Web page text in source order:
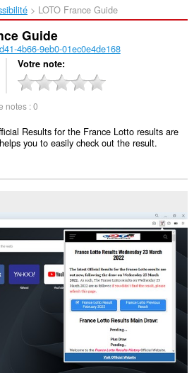
LOTO France Guide‎
Guide
4b66-9eb0-01ec0e4de168
Votre note
notes :0
Results for the France Lotto results are
you to easily check out the result.